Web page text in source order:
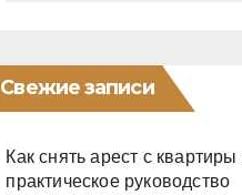
Свежие записи
Как снять арест с
практическое руководство